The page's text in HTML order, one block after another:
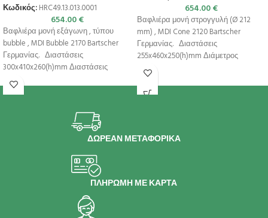
Κωδικός: HRC49.13.013.0001
654.00€
Βαφλιέρα μονή εξάγωνη , τύπου
bubble , MDI Bubble 2170 Bartscher
Γερμανίας. Διαστάσεις
300x410x260(h)mm Διαστάσεις
βάφλας 207×176 mm Θερμοκρασία
654.00€
Βαφλιέρα μονή στρογγυλή (Ø 212
mm) , MDI Cone 2120 Bartscher
Γερμανίας. Διαστάσεις
255x460x250(h)mm Διάμετρος
βάφλας Ø 212 mm
ΔΩΡΕΑΝ ΜΕΤΑΦΟΡΙΚΑ
ΠΛΗΡΩΜΗ ΜΕ ΚΑΡΤΑ